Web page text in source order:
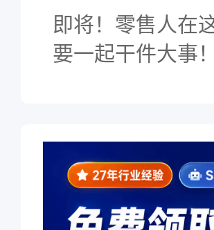
即将！零售人在
要一起干件大事！